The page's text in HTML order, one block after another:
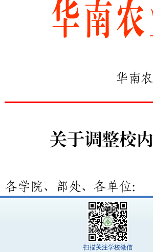
扫描关注学校微信